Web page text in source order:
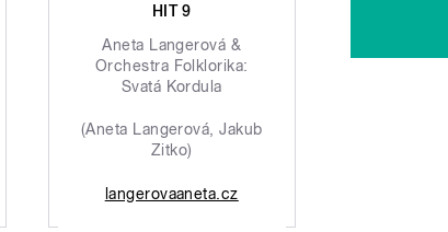
HIT 9
Aneta Langerová &
Orchestra Folklorika:
Svatá Kordula
(Aneta Langerová, Jakub
Zitko)
langerovaaneta.cz